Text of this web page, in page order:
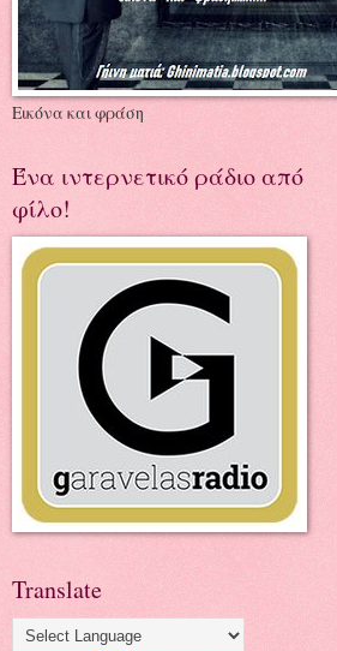
Εικόνα και φράση
Ένα ιντερνετικό ράδιο από
φίλο!
Translate